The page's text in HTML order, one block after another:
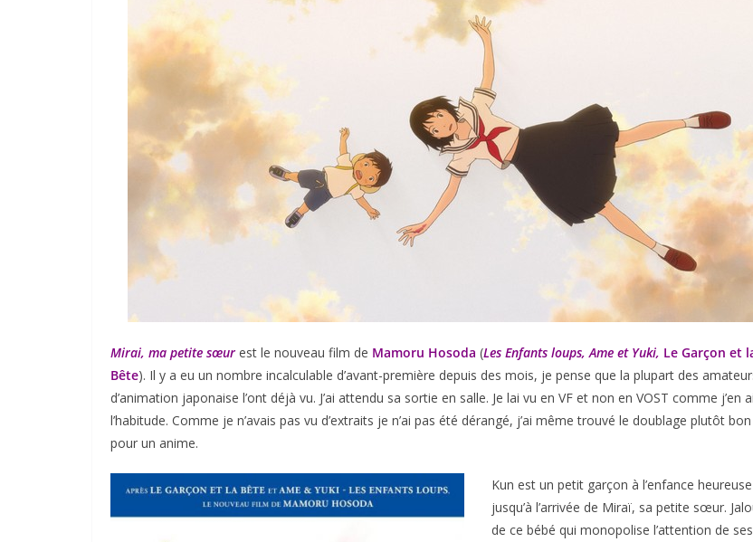
Mirai, ma petite sœur est le nouveau film de Mamoru Hosoda (Les Enfants loups, Ame et Yuki, Le Garçon et
Bête). Il y a eu un nombre incalculable d’avant-première depuis des mois, je pense que la plupart des
d’animation japonaise l’ont déjà vu. J’ai attendu sa sortie en salle. Je lai vu en VF et non en VOST comme j’en ai
l’habitude. Comme je n’avais pas vu d’extraits je n’ai pas été dérangé, j’ai même trouvé le doublage plutôt bon
pour un anime.
Kun est un petit garçon à l’enfance heureuse
jusqu’à l’arrivée de Miraï, sa petite sœur.
de ce bébé qui monopolise l’attention de ses